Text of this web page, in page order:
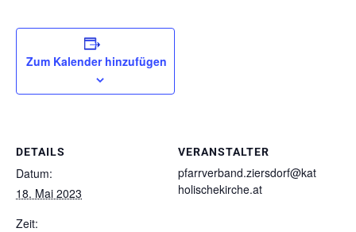
Zum Kalender hinzufügen
DETAILS
Datum:
18. Mai 2023
Zeit:
VERANSTALTER
pfarrverband.ziersdorf@kat
holischekirche.at